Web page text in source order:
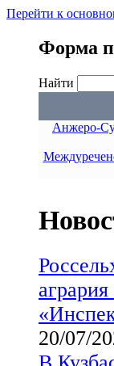
Перейти к
Форма
Найти
Анжеро-
20/07/